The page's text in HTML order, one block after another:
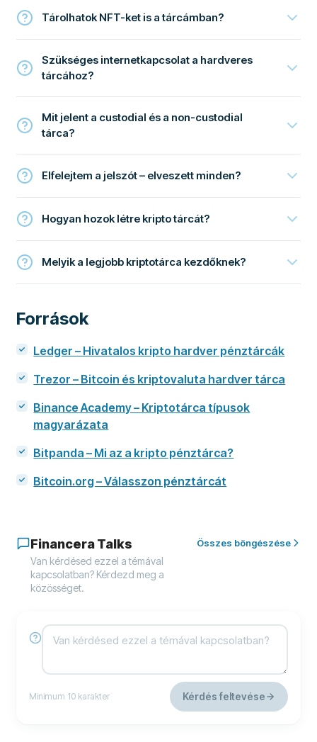
Tárolhatok NFT-ket is a tárcámban?
Szükséges internetkapcsolat a hardveres
tárcához?
Mit jelent a custodial és a non-custodial
tárca?
Elfelejtem a jelszót – elveszett minden?
Hogyan hozok létre kripto tárcát?
Melyik a legjobb kriptotárca kezdőknek?
Források
Ledger – Hivatalos kripto hardver pénztárcák
Trezor – Bitcoin és kriptovaluta hardver tárca
Binance Academy – Kriptotárca típusok
magyarázata
Bitpanda – Mi az a kripto pénztárca?
Bitcoin.org – Válasszon pénztárcát
Financera Talks
Van kérdésed ezzel a témával
kapcsolatban? Kérdezd meg a
közösséget.
Összes böngészése
Minimum 10 karakter Kérdés feltevése